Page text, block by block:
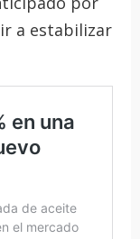
a estabilizar